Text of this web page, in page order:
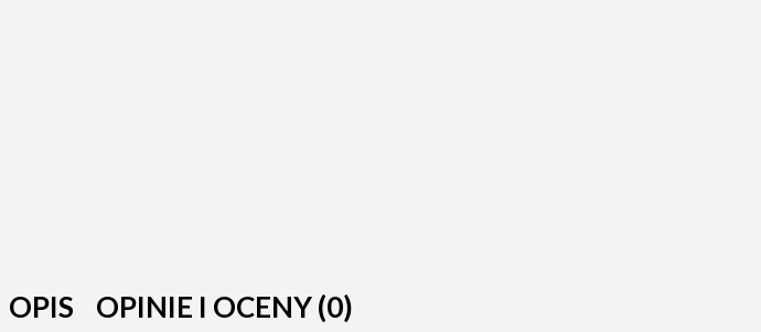
OPIS OPINIE I OCENY (0)